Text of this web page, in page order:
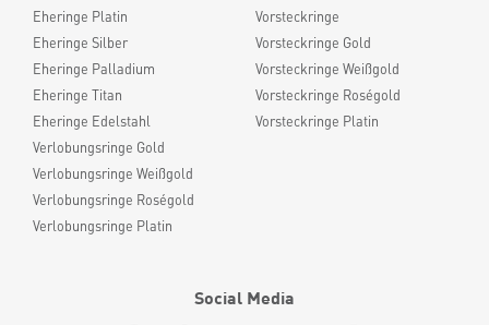
Eheringe Platin
Eheringe Silber
Eheringe Palladium
Eheringe Titan
Eheringe Edelstahl
Verlobungsringe Gold
Verlobungsringe Weißgold
Verlobungsringe Roségold
Verlobungsringe Platin
Vorsteckringe
Vorsteckringe Gold
Vorsteckringe Weißgold
Vorsteckringe Roségold
Vorsteckringe Platin
Social Media